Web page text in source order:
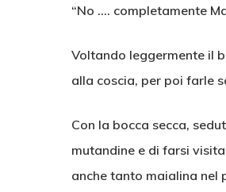
“No …. completamente
Voltando leggermente il
alla coscia, per poi farle
Con la bocca secca,
mutandine e di farsi
anche tanto maialina nel